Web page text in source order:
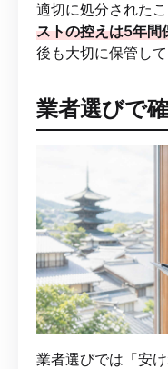
適切に処分された
ストの控えは5年間
後も大切に保管して
業者選びで
業者選びでは「安